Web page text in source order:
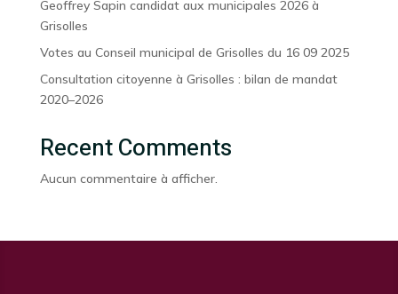
Geoffrey Sapin candidat aux municipales 2026 à
Grisolles
Votes au Conseil municipal de Grisolles du 16 09 2025
Consultation citoyenne à Grisolles : bilan de mandat
2020–2026
Recent Comments
Aucun commentaire à afficher.